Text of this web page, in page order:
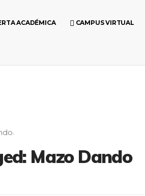
ACADÉMICA CAMPUS VIRTUAL
Mazo Dando